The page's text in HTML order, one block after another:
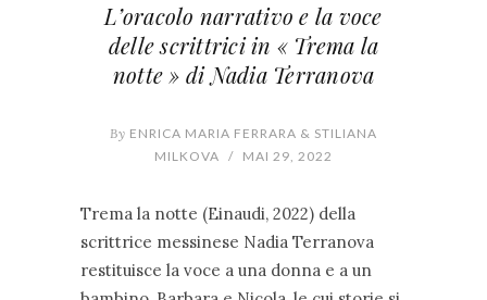
L’oracolo narrativo e la voce
delle scrittrici in « Trema la
notte » di Nadia Terranova
By ENRICA MARIA FERRARA & STILIANA
MILKOVA / MAI 29, 2022
Trema la notte (Einaudi, 2022) della
scrittrice messinese Nadia Terranova
restituisce la voce a una donna e a un